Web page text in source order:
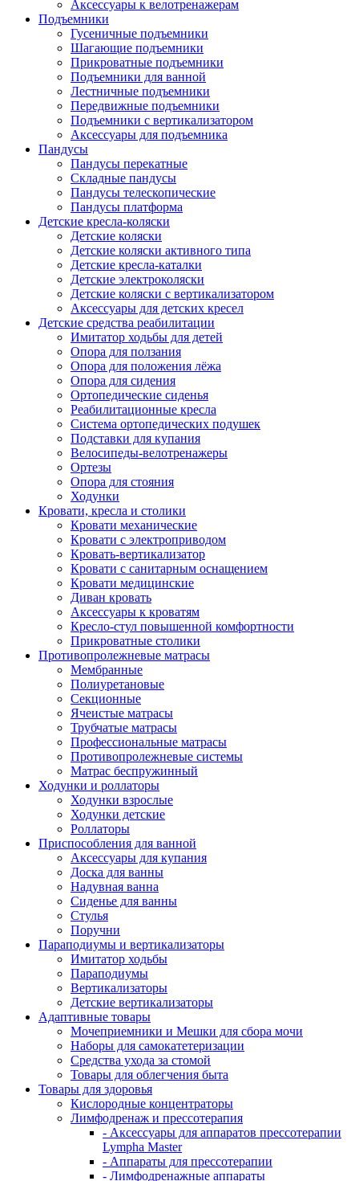
Аксессуары к велотренажерам
Подъемники
Гусеничные подъемники
Шагающие подъемники
Прикроватные подъемники
Подъемники для ванной
Лестничные подъемники
Передвижные подъемники
Подъемники с вертикализатором
Аксессуары для подъемника
Пандусы
Пандусы перекатные
Складные пандусы
Пандусы телескопические
Пандусы платформа
Детские кресла-коляски
Детские коляски
Детские коляски активного типа
Детские кресла-каталки
Детские электроколяски
Детские коляски с вертикализатором
Аксессуары для детских кресел
Детские средства реабилитации
Имитатор ходьбы для детей
Опора для ползания
Опора для положения лёжа
Опора для сидения
Ортопедические сиденья
Реабилитационные кресла
Система ортопедических подушек
Подставки для купания
Велосипеды-велотренажеры
Ортезы
Опора для стояния
Ходунки
Кровати, кресла и столики
Кровати механические
Кровати с электроприводом
Кровать-вертикализатор
Кровати с санитарным оснащением
Кровати медицинские
Диван кровать
Аксессуары к кроватям
Кресло-стул повышенной комфортности
Прикроватные столики
Противопролежневые матрасы
Мембранные
Полиуретановые
Секционные
Ячеистые матрасы
Трубчатые матрасы
Профессиональные матрасы
Противопролежневые системы
Матрас беспружинный
Ходунки и роллаторы
Ходунки взрослые
Ходунки детские
Роллаторы
Приспособления для ванной
Аксессуары для купания
Доска для ванны
Надувная ванна
Сиденье для ванны
Стулья
Поручни
Параподиумы и вертикализаторы
Имитатор ходьбы
Параподиумы
Вертикализаторы
Детские вертикализаторы
Адаптивные товары
Мочеприемники и Мешки для сбора мочи
Наборы для самокатетеризации
Средства ухода за стомой
Товары для облегчения быта
Товары для здоровья
Кислородные концентраторы
Лимфодренаж и прессотерапия
- Аксессуары для аппаратов прессотерапии
Lympha Master
- Аппараты для прессотерапии
- Лимфодренажные аппараты